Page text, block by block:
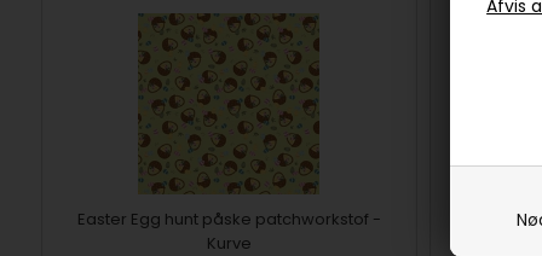
Easter Egg hunt påske patchworkstof -
Kurve
Easter